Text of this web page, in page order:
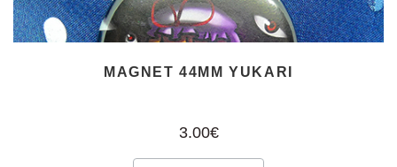
MAGNET 44MM YUKARI
3.00€